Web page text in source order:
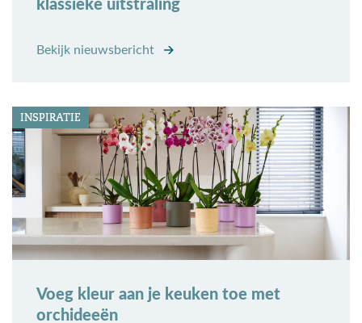
klassieke uitstraling
Bekijk nieuwsbericht
INSPIRATIE
Voeg kleur aan je keuken toe met
orchideeën